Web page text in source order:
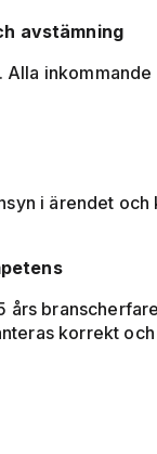
avstämning
i ärendet
års
korrekt